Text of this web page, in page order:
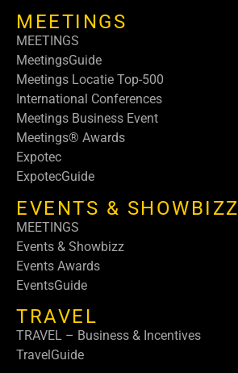
MEETINGS
MEETINGS
MeetingsGuide
Meetings Locatie Top-500
International Conferences
Meetings Business Event
Meetings® Awards
Expotec
ExpotecGuide
EVENTS & SHOWBIZZ
MEETINGS
Events & Showbizz
Events Awards
EventsGuide
TRAVEL
TRAVEL – Business & Incentives
TravelGuide